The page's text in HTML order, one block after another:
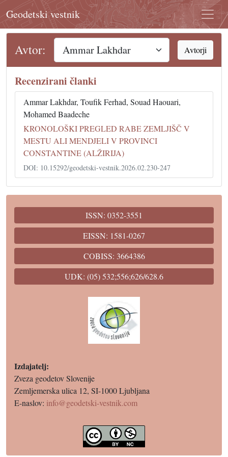
Geodetski vestnik
Avtor: Avtorji
Recenzirani članki
Ammar Lakhdar, Toufik Ferhad, Souad Haouari,
Mohamed Baadeche
KRONOLOŠKI PREGLED RABE ZEMLJIŠČ V
MESTU ALI MENDJELI V PROVINCI
CONSTANTINE (ALŽIRIJA)
DOI: 10.15292/geodetski-vestnik.2026.02.230-247
ISSN: 0352-3551
EISSN: 1581-0267
COBISS: 3664386
UDK: (05) 532;556;626/628.6
Izdajatelj:
Zveza geodetov Slovenije
Zemljemerska ulica 12, SI-1000 Ljubljana
E-naslov: info@geodetski-vestnik.com